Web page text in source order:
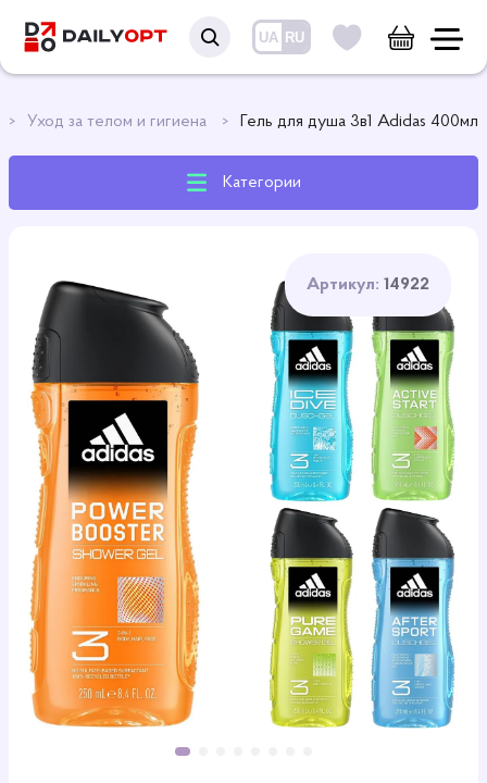
UA RU
Уход за телом и гигиена Гель для душа 3в1 Adidas 400мл
Категории
Артикул: 14922